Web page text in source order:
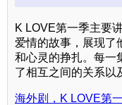
K LOVE第一季主要
爱情的故事，展现了
和心灵的挣扎。每一
了相互之间的关系以
海外剧，K LOVE第